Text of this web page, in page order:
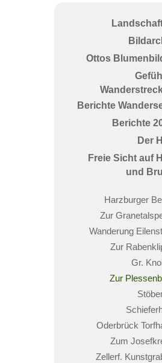
Ottos
Berichte
Berichte
Der
Freie Sicht auf
und
Harzburger
Zur
Wanderung
Zur
Gr.
Zur
Oderbrück
Zum
Zellerf.